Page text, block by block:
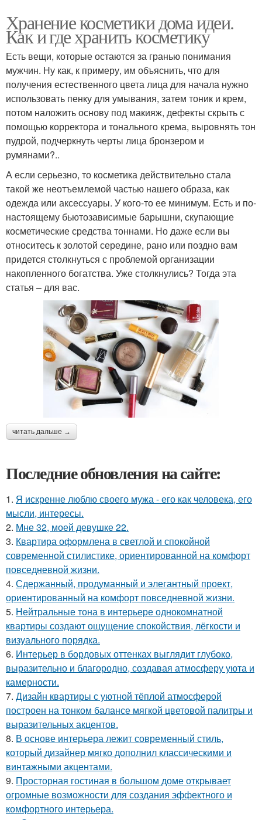
Хранение косметики дома идеи.
Как и где хранить косметику
Есть вещи, которые остаются за гранью понимания
мужчин. Ну как, к примеру, им объяснить, что для
получения естественного цвета лица для начала нужно
использовать пенку для умывания, затем тоник и крем,
потом наложить основу под макияж, дефекты скрыть с
помощью корректора и тонального крема, выровнять тон
пудрой, подчеркнуть черты лица бронзером и
румянами?..
А если серьезно, то косметика действительно стала
такой же неотъемлемой частью нашего образа, как
одежда или аксессуары. У кого-то ее минимум. Есть и по-
настоящему бьютозависимые барышни, скупающие
косметические средства тоннами. Но даже если вы
относитесь к золотой середине, рано или поздно вам
придется столкнуться с проблемой организации
накопленного богатства. Уже столкнулись? Тогда эта
статья – для вас.
читать дальше →
Последние обновления на сайте:
1. Я искренне люблю своего мужа - его как человека, его
мысли, интересы.
2. Мне 32, моей девушке 22.
3. Квартира оформлена в светлой и спокойной
современной стилистике, ориентированной на комфорт
повседневной жизни.
4. Сдержанный, продуманный и элегантный проект,
ориентированный на комфорт повседневной жизни.
5. Нейтральные тона в интерьере однокомнатной
квартиры создают ощущение спокойствия, лёгкости и
визуального порядка.
6. Интерьер в бордовых оттенках выглядит глубоко,
выразительно и благородно, создавая атмосферу уюта и
камерности.
7. Дизайн квартиры с уютной тёплой атмосферой
построен на тонком балансе мягкой цветовой палитры и
выразительных акцентов.
8. В основе интерьера лежит современный стиль,
который дизайнер мягко дополнил классическими и
винтажными акцентами.
9. Просторная гостиная в большом доме открывает
огромные возможности для создания эффектного и
комфортного интерьера.